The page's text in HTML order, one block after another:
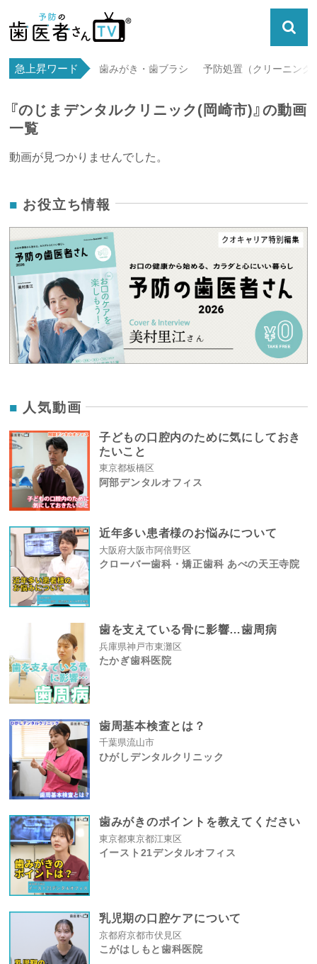
急上昇ワード 歯みがき・歯ブラシ 予防処置（クリーニング
『のじまデンタルクリニック(岡崎市)』の動画
一覧
動画が見つかりませんでした。
お役立ち情報
人気動画
子どもの口腔内のために気にしておき
たいこと
東京都板橋区
阿部デンタルオフィス
近年多い患者様のお悩みについて
大阪府大阪市阿倍野区
クローバー歯科・矯正歯科 あべの天王寺院
歯を支えている骨に影響…歯周病
兵庫県神戸市東灘区
たかぎ歯科医院
歯周基本検査とは？
千葉県流山市
ひがしデンタルクリニック
歯みがきのポイントを教えてください
東京都東京都江東区
イースト21デンタルオフィス
乳児期の口腔ケアについて
京都府京都市伏見区
こがはしもと歯科医院